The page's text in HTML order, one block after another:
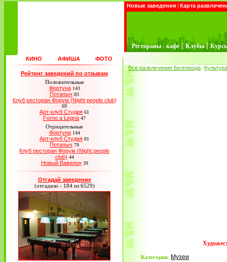
Новые заведения | Карта
Рестораны - кафе | Клубы |
КИНО АФИША ФОТО
Рейтинг заведений по отзывам
Положительные
Фортуна 143
Потапыч 83
Клуб ресторан Форум (Night people club)
69
Арт-клуб Студия 61
Forno a Legna 47
Отрицательные
Фортуна 144
Арт-клуб Студия 81
Потапыч 79
Клуб ресторан Форум (Night people
club) 44
Новый Вавилон 39
Отгадай заведение
(отгадало - 184 из 6529)
Все развлечения Белгорода / Культура
Категория: Музеи